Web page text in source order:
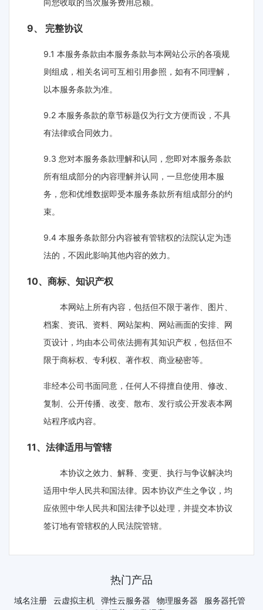
向您收取的当次服务费用总额。
9、 完整协议
9.1 本服务条款由本服务条款与本网站公示的各项规
则组成，相关名词可互相引用参照，如有不同理解，
以本服务条款为准。
9.2 本服务条款的章节标题仅为行文方便而设，不具
有法律或合同效力。
9.3 您对本服务条款理解和认同，您即对本服务条款
所有组成部分的内容理解并认同，一旦您使用本服
务，您和优维数据即受本服务条款所有组成部分的约
束。
9.4 本服务条款部分内容被有管辖权的法院认定为违
法的，不因此影响其他内容的效力。
10、商标、知识产权
本网站上所有内容，包括但不限于著作、图片、
档案、资讯、资料、网站架构、网站画面的安排、网
页设计，均由本公司依法拥有其知识产权，包括但不
限于商标权、专利权、著作权、商业秘密等。
非经本公司书面同意，任何人不得擅自使用、修改、
复制、公开传播、改变、散布、发行或公开发表本网
站程序或内容。
11、法律适用与管辖
本协议之效力、解释、变更、执行与争议解决均
适用中华人民共和国法律。因本协议产生之争议，均
应依照中华人民共和国法律予以处理，并提交本协议
签订地有管辖权的人民法院管辖。
热门产品
域名注册 云虚拟主机 弹性云服务器 物理服务器
服务器托管